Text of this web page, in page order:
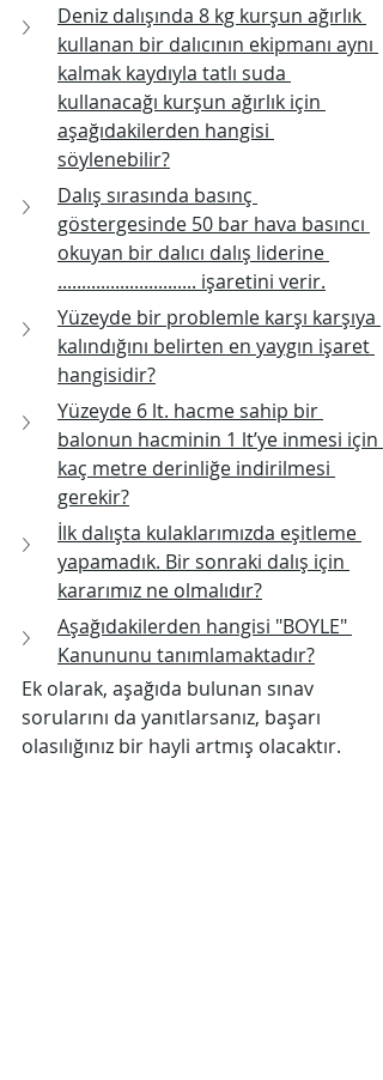
Deniz dalışında 8 kg kurşun ağırlık
kullanan bir dalıcının ekipmanı aynı
kalmak kaydıyla tatlı suda
kullanacağı kurşun ağırlık için
aşağıdakilerden hangisi
söylenebilir?
Dalış sırasında basınç
göstergesinde 50 bar hava basıncı
okuyan bir dalıcı dalış liderine
............................. işaretini verir.
Yüzeyde bir problemle karşı karşıya
kalındığını belirten en yaygın işaret
hangisidir?
Yüzeyde 6 lt. hacme sahip bir
balonun hacminin 1 lt’ye inmesi için
kaç metre derinliğe indirilmesi
gerekir?
İlk dalışta kulaklarımızda eşitleme
yapamadık. Bir sonraki dalış için
kararımız ne olmalıdır?
Aşağıdakilerden hangisi "BOYLE"
Kanununu tanımlamaktadır?
Ek olarak, aşağıda bulunan sınav
sorularını da yanıtlarsanız, başarı
olasılığınız bir hayli artmış olacaktır.